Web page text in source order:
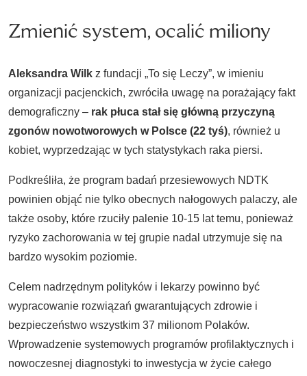
Zmienić system, ocalić miliony
Aleksandra Wilk z fundacji „To się Leczy”, w imieniu
organizacji pacjenckich, zwróciła uwagę na porażający fakt
demograficzny – rak płuca stał się główną przyczyną
zgonów nowotworowych w Polsce (22 tyś), również u
kobiet, wyprzedzając w tych statystykach raka piersi.
Podkreśliła, że program badań przesiewowych NDTK
powinien objąć nie tylko obecnych nałogowych palaczy, ale
także osoby, które rzuciły palenie 10-15 lat temu, ponieważ
ryzyko zachorowania w tej grupie nadal utrzymuje się na
bardzo wysokim poziomie.
Celem nadrzędnym polityków i lekarzy powinno być
wypracowanie rozwiązań gwarantujących zdrowie i
bezpieczeństwo wszystkim 37 milionom Polaków.
Wprowadzenie systemowych programów profilaktycznych i
nowoczesnej diagnostyki to inwestycja w życie całego